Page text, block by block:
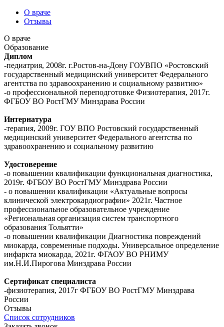
О враче
Отзывы
О враче
Образование
Диплом
-педиатрия, 2008г. г.Ростов-на-Дону ГОУВПО «Ростовский
государственный медицинский университет Федерального
агентства по здравоохранению и социальному развитию»
-о профессиональной переподготовке Физиотерапия, 2017г.
ФГБОУ ВО РостГМУ Минздрава России
Интернатура
-терапия, 2009г. ГОУ ВПО Ростовский государственный
медицинский университет Федерального агентства по
здравоохранению и социальному развитию
Удостоверение
-о повышении квалификации функциональная диагностика,
2019г. ФГБОУ ВО РостГМУ Минздрава России
- о повышении квалификации «Актуальные вопросы
клинической электрокардиографии» 2021г. Частное
профессиональное образовательное учреждение
«Региональная организация систем транспортного
образования Тольятти»
-о повышении квалификации Диагностика повреждений
миокарда, современные подходы. Универсальное определение
инфаркта миокарда, 2021г. ФГАОУ ВО РНИМУ
им.Н.И.Пирогова Минздрава России
Сертификат специалиста
-физиотерапия, 2017г ФГБОУ ВО РостГМУ Минздрава
России
Отзывы
Список сотрудников